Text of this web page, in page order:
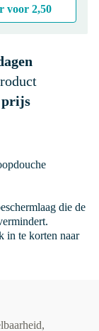
voor 2,50
prijs
die de
in te korten naar